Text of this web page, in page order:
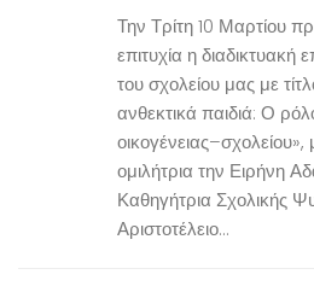
Την Τρίτη 10 Μαρτίου
επιτυχία η
του σχολείου μας με
ανθεκτικά παιδιά: Ο
ομιλήτρια την Ειρήνη
Καθηγήτρια Σχολικής
Αριστοτέλειο...